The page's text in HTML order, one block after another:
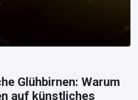
Glühbirnen: Warum
auf künstliches